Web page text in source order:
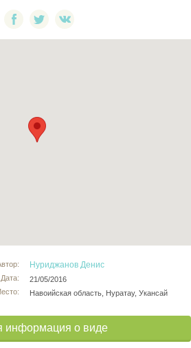
Дата:
Нуриджанов Денис
21/05/2016
Навоийская область, Нуратау, Укансай
информация о виде